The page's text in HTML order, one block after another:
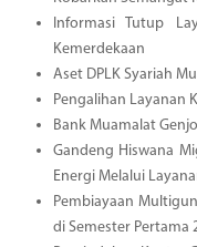
Informasi Tutup
Kemerdekaan
Aset DPLK Syariah
Pengalihan Layanan
Bank Muamalat
Gandeng Hiswana
Energi Melalui
Pembiayaan
di Semester Pertama